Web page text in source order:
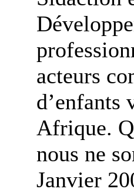
acteurs
d’enfants
Afrique.
nous ne
Janvier